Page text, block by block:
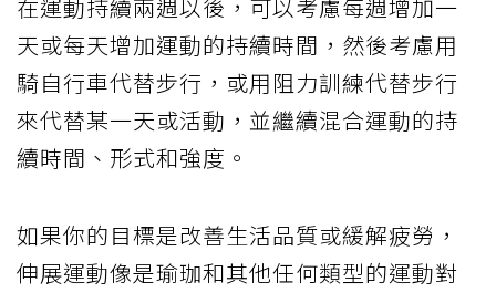
在運動持續兩週以後，可以考慮每週增加一
天或每天增加運動的持續時間，然後考慮用
騎自行車代替步行，或用阻力訓練代替步行
來代替某一天或活動，並繼續混合運動的持
續時間、形式和強度。
如果你的目標是改善生活品質或緩解疲勞，
伸展運動像是瑜珈和其他任何類型的運動對